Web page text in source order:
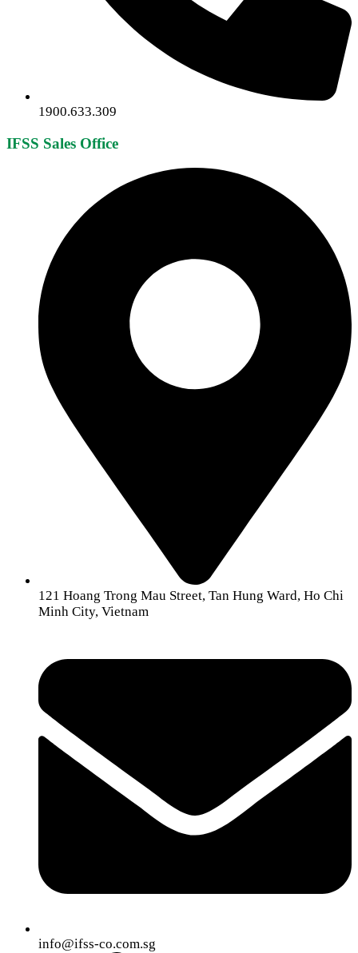
1900.633.309
IFSS Sales Office
121 Hoang Trong Mau Street, Tan Hung Ward, Ho Chi
Minh City, Vietnam
info@ifss-co.com.sg